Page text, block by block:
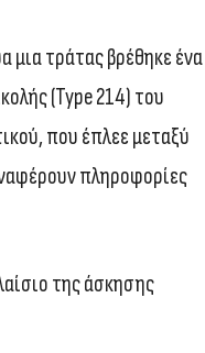
μια τράτας βρέθηκε ένα
(Type 214) του
που έπλεε μεταξύ
πληροφορίες
της άσκησης